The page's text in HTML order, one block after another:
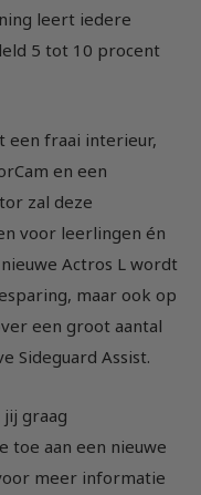
leert iedere
5 tot 10 procent
een fraai interieur,
en een
zal deze
voor leerlingen én
Actros L wordt
maar ook op
een groot aantal
Sideguard Assist.
jij graag
toe aan een nieuwe
meer informatie